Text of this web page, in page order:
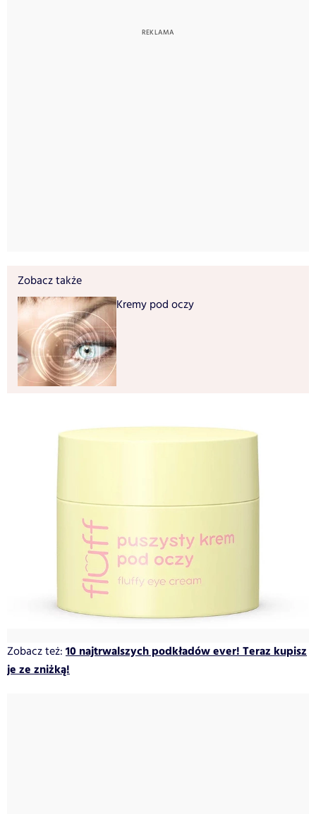
Zobacz także
Kremy pod oczy
Zobacz też: 10 najtrwalszych podkładów ever! Teraz kupisz
je ze zniżką!